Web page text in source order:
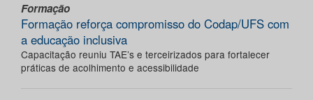
Formação
Formação reforça compromisso do Codap/UFS com
a educação inclusiva
Capacitação reuniu TAE’s e terceirizados para fortalecer
práticas de acolhimento e acessibilidade